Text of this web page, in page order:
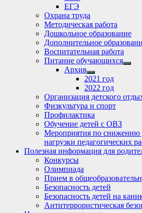
ЕГЭ
Охрана труда
Методическая работа
Дошкольное образование
Дополнительное
Воспитательная работа
Питание обучающихся
Show
Архив
Show
sub
menu
2021 год
2022 год
Организация детского
Физкультура и спорт
Профилактика
Обучение детей с ОВЗ
Мероприятия по снижению
нагрузки педагогических
Полезная информация для
Конкурсы
Олимпиада
Прием в
Безопасность детей
Безопасность детей на
Антитеррористическая